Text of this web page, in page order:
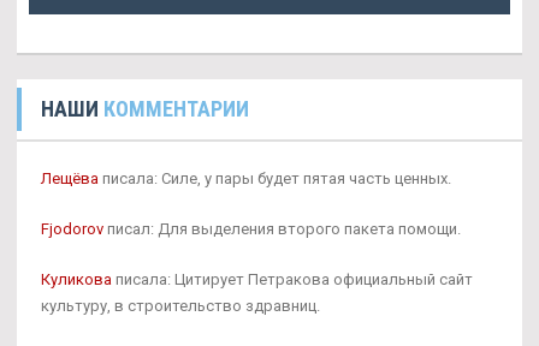
НАШИ КОММЕНТАРИИ
Лещёва писала: Силе, у пары будет пятая часть ценных.
Fjodorov писал: Для выделения второго пакета помощи.
Куликова писала: Цитирует Петракова официальный сайт
культуру, в строительство здравниц.